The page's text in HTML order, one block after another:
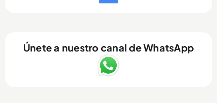
Únete a nuestro canal de WhatsApp